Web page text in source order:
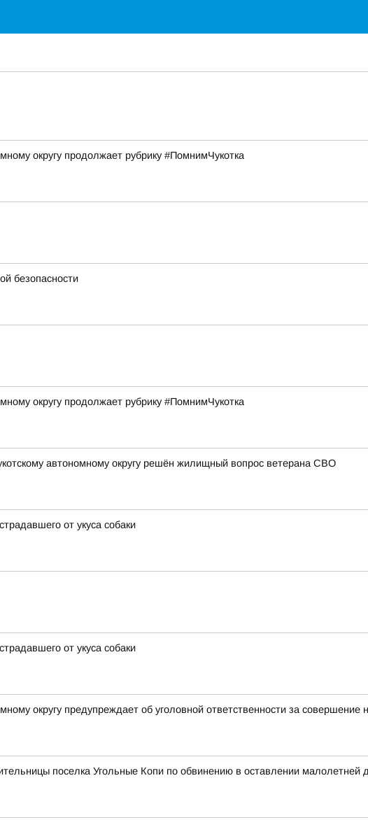
округу продолжает рубрику #ПомнимЧукотка
безопасности
округу продолжает рубрику #ПомнимЧукотка
автономному округу решён жилищный вопрос ветерана СВО
от укуса собаки
от укуса собаки
округу предупреждает об уголовной ответственности за совершение
поселка Угольные Копи по обвинению в оставлении малолетней